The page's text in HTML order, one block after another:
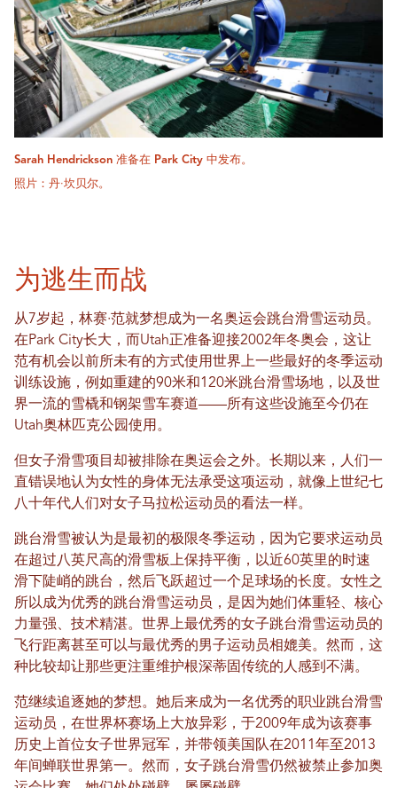
Sarah Hendrickson 准备在 Park City 中发布。
照片：丹·坎贝尔。
为逃生而战
从7岁起，林赛·范就梦想成为一名奥运会跳台滑雪运动员。
在Park City长大，而Utah正准备迎接2002年冬奥会，这让
范有机会以前所未有的方式使用世界上一些最好的冬季运动
训练设施，例如重建的90米和120米跳台滑雪场地，以及世
界一流的雪橇和钢架雪车赛道——所有这些设施至今仍在
Utah奥林匹克公园使用。
但女子滑雪项目却被排除在奥运会之外。长期以来，人们一
直错误地认为女性的身体无法承受这项运动，就像上世纪七
八十年代人们对女子马拉松运动员的看法一样。
跳台滑雪被认为是最初的极限冬季运动，因为它要求运动员
在超过八英尺高的滑雪板上保持平衡，以近60英里的时速
滑下陡峭的跳台，然后飞跃超过一个足球场的长度。女性之
所以成为优秀的跳台滑雪运动员，是因为她们体重轻、核心
力量强、技术精湛。世界上最优秀的女子跳台滑雪运动员的
飞行距离甚至可以与最优秀的男子运动员相媲美。然而，这
种比较却让那些更注重维护根深蒂固传统的人感到不满。
范继续追逐她的梦想。她后来成为一名优秀的职业跳台滑雪
运动员，在世界杯赛场上大放异彩，于2009年成为该赛事
历史上首位女子世界冠军，并带领美国队在2011年至2013
年间蝉联世界第一。然而，女子跳台滑雪仍然被禁止参加奥